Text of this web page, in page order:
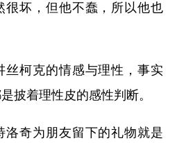
很坏，但他不蠢，所以他也
丝柯克的情感与理性，事实
披着理性皮的感性判断。
洛奇为朋友留下的礼物就是